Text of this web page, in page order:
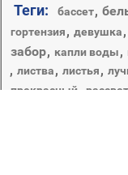
Теги: бассет,
гортензия, девушка,
забор, капли воды,
, листва, листья,
прекрасный рассвет